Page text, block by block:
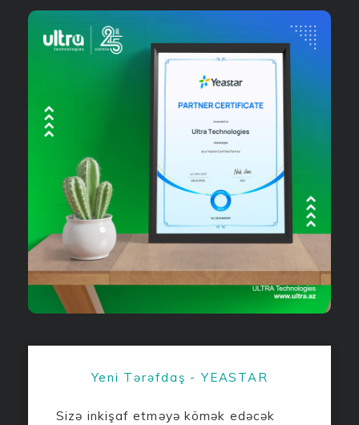
Yeni Tərəfdaş - YEASTAR
Sizə inkişaf etməyə kömək edəcək